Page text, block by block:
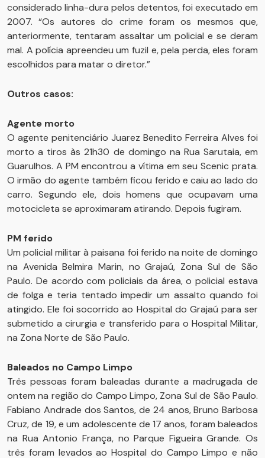
considerado linha-dura pelos detentos, foi executado em
2007. “Os autores do crime foram os mesmos que,
anteriormente, tentaram assaltar um policial e se deram
mal. A polícia apreendeu um fuzil e, pela perda, eles foram
escolhidos para matar o diretor.”
Outros casos:
Agente morto
O agente penitenciário Juarez Benedito Ferreira Alves foi
morto a tiros às 21h30 de domingo na Rua Sarutaia, em
Guarulhos. A PM encontrou a vítima em seu Scenic prata.
O irmão do agente também ficou ferido e caiu ao lado do
carro. Segundo ele, dois homens que ocupavam uma
motocicleta se aproximaram atirando. Depois fugiram.
PM ferido
Um policial militar à paisana foi ferido na noite de domingo
na Avenida Belmira Marin, no Grajaú, Zona Sul de São
Paulo. De acordo com policiais da área, o policial estava
de folga e teria tentado impedir um assalto quando foi
atingido. Ele foi socorrido ao Hospital do Grajaú para ser
submetido a cirurgia e transferido para o Hospital Militar,
na Zona Norte de São Paulo.
Baleados no Campo Limpo
Três pessoas foram baleadas durante a madrugada de
ontem na região do Campo Limpo, Zona Sul de São Paulo.
Fabiano Andrade dos Santos, de 24 anos, Bruno Barbosa
Cruz, de 19, e um adolescente de 17 anos, foram baleados
na Rua Antonio França, no Parque Figueira Grande. Os
três foram levados ao Hospital do Campo Limpo e não